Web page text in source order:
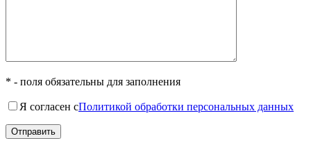
* - поля обязательны для заполнения
Я согласен сПолитикой обработки персональных данных